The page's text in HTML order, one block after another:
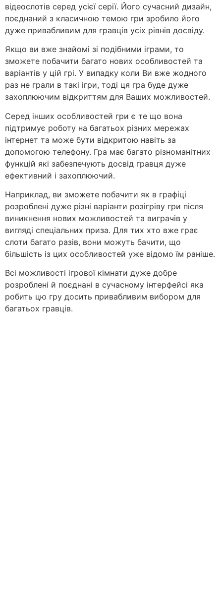
відеослотів серед усієї серії. Його сучасний дизайн,
поєднаний з класичною темою гри зробило його
дуже привабливим для гравців усіх рівнів досвіду.
Якщо ви вже знайомі зі подібними іграми, то
зможете побачити багато нових особливостей та
варіантів у цій грі. У випадку коли Ви вже жодного
раз не грали в такі ігри, тоді ця гра буде дуже
захоплюючим відкриттям для Ваших можливостей.
Серед інших особливостей гри є те що вона
підтримує роботу на багатьох різних мережах
інтернет та може бути відкритою навіть за
допомогою телефону. Гра має багато різноманітних
функцій які забезпечують досвід гравця дуже
ефективний і захоплюючий.
Наприклад, ви зможете побачити як в графіці
розроблені дуже різні варіанти розігріву гри після
виникнення нових можливостей та виграчів у
вигляді спеціальних приза. Для тих хто вже грає
слоти багато разів, вони можуть бачити, що
більшість із цих особливостей уже відомо їм раніше.
Всі можливості ігрової кімнати дуже добре
розроблені й поєднані в сучасному інтерфейсі яка
робить цю гру досить привабливим вибором для
багатьох гравців.